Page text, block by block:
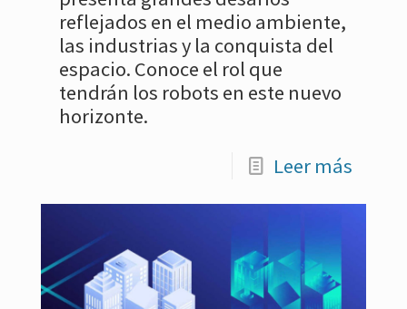
reflejados en el medio ambiente,
las industrias y la conquista del
espacio. Conoce el rol que
tendrán los robots en este nuevo
horizonte.
Leer más